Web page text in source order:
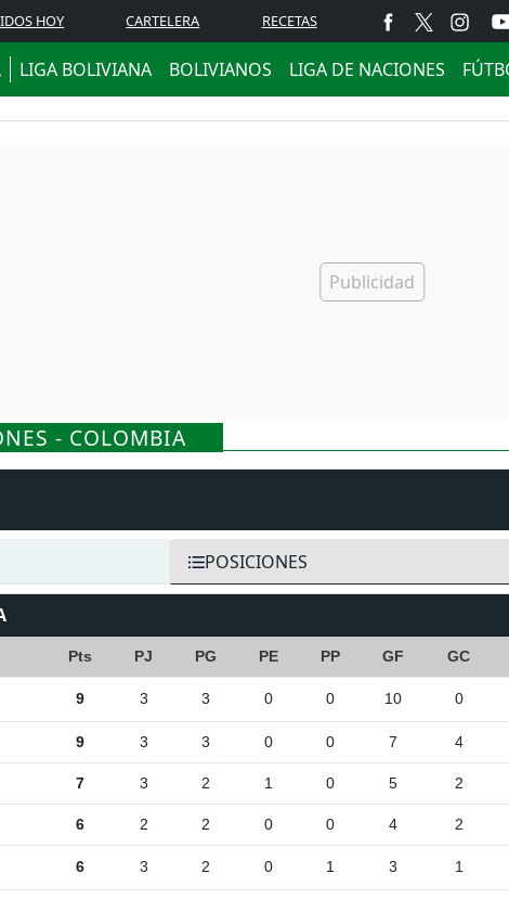
HOY CARTELERA RECETAS
LIGA BOLIVIANA BOLIVIANOS LIGA DE NACIONES
- COLOMBIA
POSICIONES
Pts PJ PG PE PP GF GC
9 3 3 0 0 10 0
9 3 3 0 0 7 4
7 3 2 1 0 5 2
6 2 2 0 0 4 2
6 3 2 0 1 3 1